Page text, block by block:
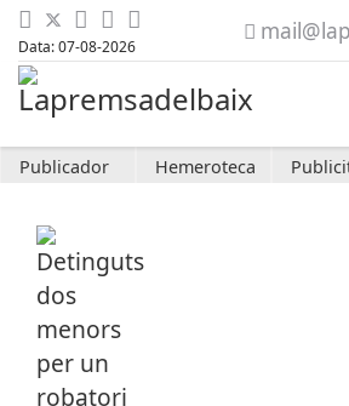
Data: 07-08-2026
Publicador Hemeroteca